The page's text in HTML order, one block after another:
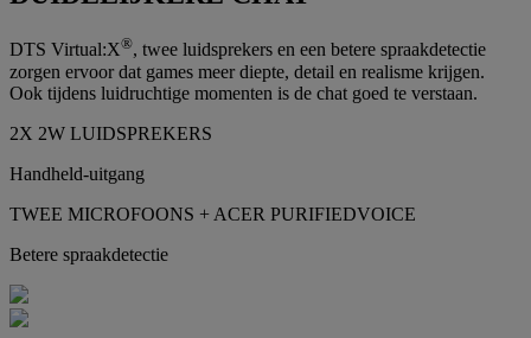
DTS Virtual:X®, twee luidsprekers en een betere spraakdetectie
zorgen ervoor dat games meer diepte, detail en realisme krijgen.
Ook tijdens luidruchtige momenten is de chat goed te verstaan.
2X 2W LUIDSPREKERS
Handheld-uitgang
TWEE MICROFOONS + ACER PURIFIEDVOICE
Betere spraakdetectie